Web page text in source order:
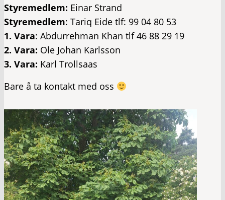
Styremedlem: Einar Strand
Styremedlem: Tariq Eide tlf: 99 04 80 53
1. Vara: Abdurrehman Khan tlf 46 88 29 19
2. Vara: Ole Johan Karlsson
3. Vara: Karl Trollsaas
Bare å ta kontakt med oss